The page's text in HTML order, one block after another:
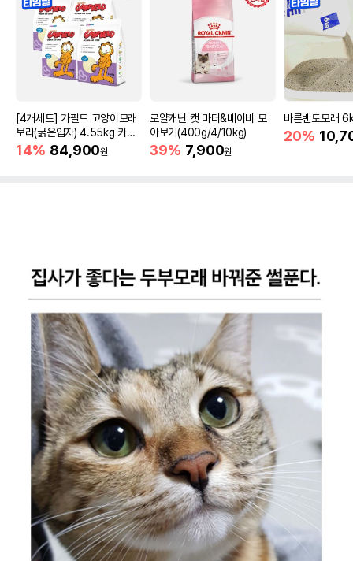
[4개세트] 가필드 고양이모래
보라(굵은입자) 4.55kg 카사
바모래
14% 84,900원
로얄캐닌 캣 마더&베이비 모
아보기(400g/4/10kg)
39% 7,900원
바른벤토모래
20%